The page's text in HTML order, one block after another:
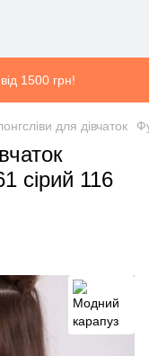
1500 грн!
для дівчаток
сірий 116